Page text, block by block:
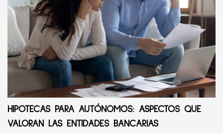
HIPOTECAS PARA AUTÓNOMOS: ASPECTOS QUE
VALORAN LAS ENTIDADES BANCARIAS